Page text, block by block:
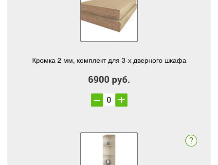
Кромка 2 мм, комплект для 3-х дверного шкафа
6900 руб.